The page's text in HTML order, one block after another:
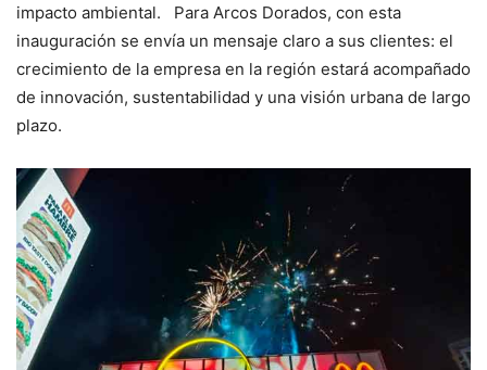
impacto ambiental. Para Arcos Dorados, con esta
inauguración se envía un mensaje claro a sus clientes: el
crecimiento de la empresa en la región estará acompañado
de innovación, sustentabilidad y una visión urbana de largo
plazo.